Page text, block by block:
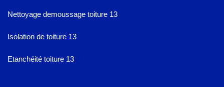
Nettoyage demoussage toiture 13
Isolation de toiture 13
Etanchéité toiture 13